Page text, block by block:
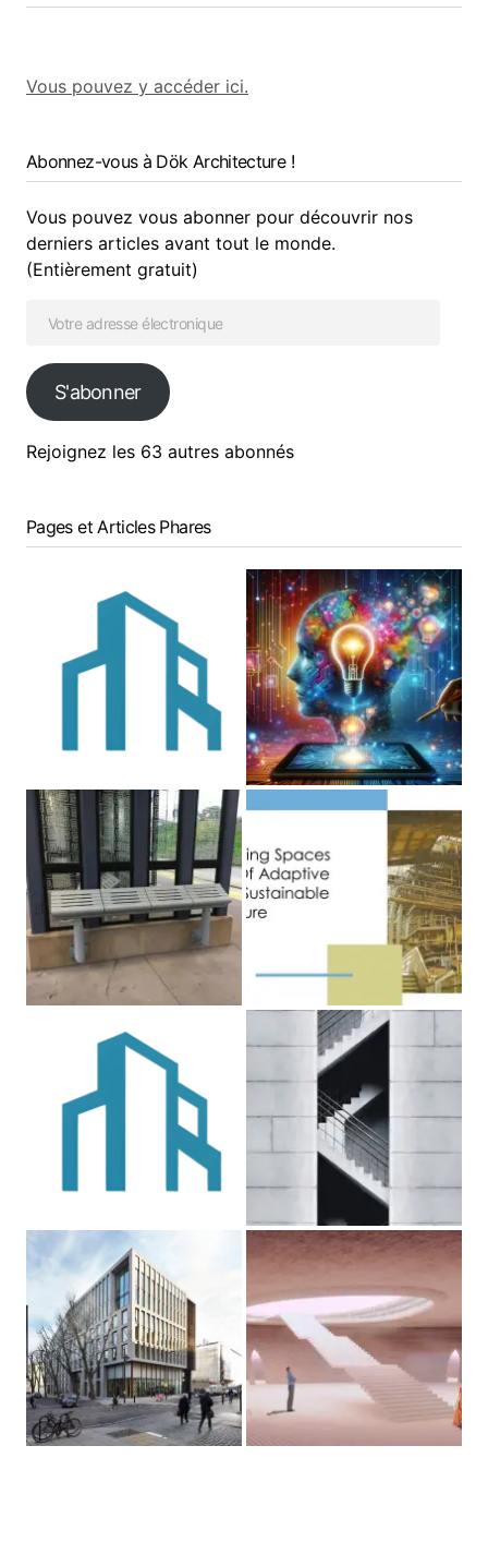
Vous pouvez y accéder ici.
Abonnez-vous à Dök Architecture !
Vous pouvez vous abonner pour découvrir nos
derniers articles avant tout le monde.
(Entièrement gratuit)
S'abonner
Rejoignez les 63 autres abonnés
Pages et Articles Phares